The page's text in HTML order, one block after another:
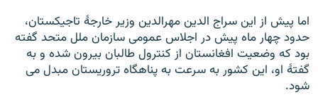
اما پیش از این سراج الدین مهرالدین وزیر خارجۀ تاجیکستان،
حدود چهار ماه پیش در اجلاس عمومی سازمان ملل متحد گفته
بود که وضعیت افغانستان از کنترول طالبان بیرون شده و به
گفتۀ او، این کشور به سرعت به پناهگاه تروریستان مبدل می
شود.